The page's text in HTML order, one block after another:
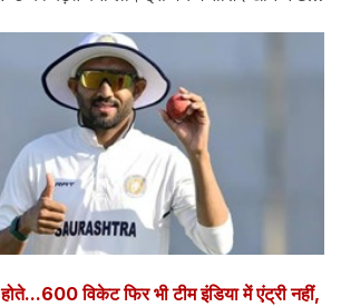
से बचाव किया और आयरलैंड की टीम 42.5
हो गई।
विकेट फिर भी टीम इंडिया में एंट्री नहीं,